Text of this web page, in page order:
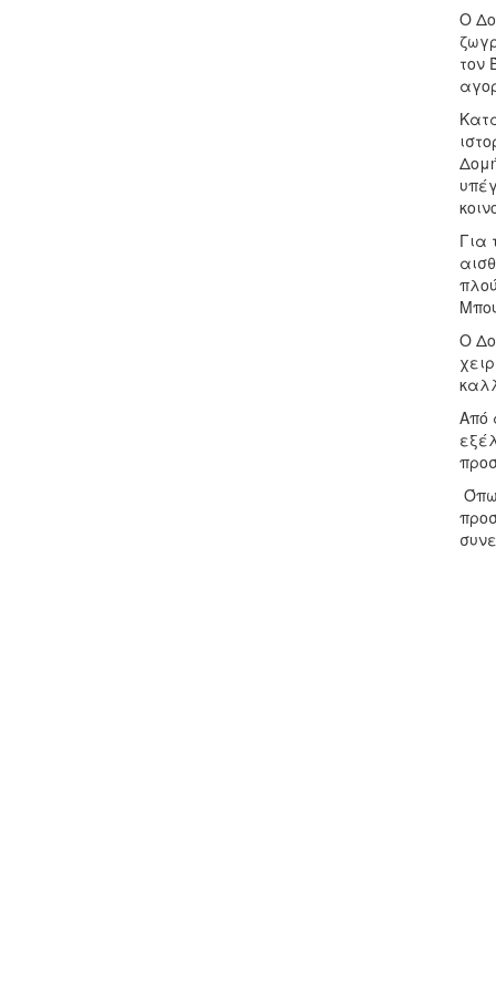
Ο
τον
Για
Ο
Από